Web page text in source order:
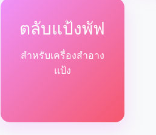
ตลับแป้งพัฟ
สำหรับเครื่องสำอาง
แป้ง